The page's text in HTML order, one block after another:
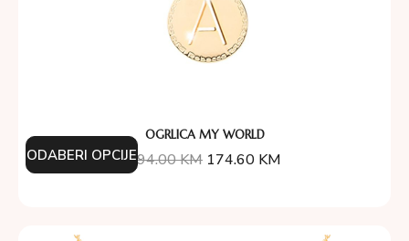
OGRLICA MY WORLD
194.00KM 174.60 KM
ODABERI OPCIJE